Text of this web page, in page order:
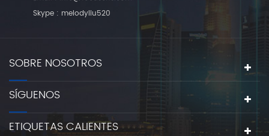
Skype : melodyliu520
SOBRE NOSOTROS
SÍGUENOS
ETIQUETAS CALIENTES